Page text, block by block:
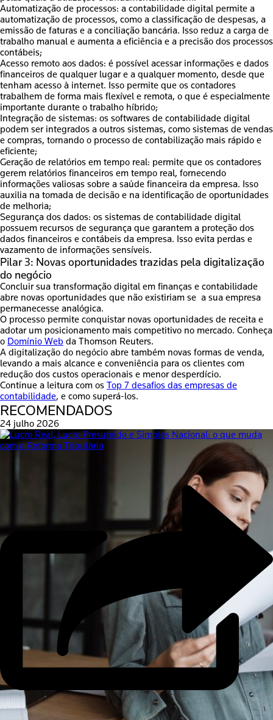
Automatização de processos: a contabilidade digital permite a
automatização de processos, como a classificação de despesas, a
emissão de faturas e a conciliação bancária. Isso reduz a carga de
trabalho manual e aumenta a eficiência e a precisão dos processos
contábeis;
Acesso remoto aos dados: é possível acessar informações e dados
financeiros de qualquer lugar e a qualquer momento, desde que
tenham acesso à internet. Isso permite que os contadores
trabalhem de forma mais flexível e remota, o que é especialmente
importante durante o trabalho híbrido;
Integração de sistemas: os softwares de contabilidade digital
podem ser integrados a outros sistemas, como sistemas de vendas
e compras, tornando o processo de contabilização mais rápido e
eficiente;
Geração de relatórios em tempo real: permite que os contadores
gerem relatórios financeiros em tempo real, fornecendo
informações valiosas sobre a saúde financeira da empresa. Isso
auxilia na tomada de decisão e na identificação de oportunidades
de melhoria;
Segurança dos dados: os sistemas de contabilidade digital
possuem recursos de segurança que garantem a proteção dos
dados financeiros e contábeis da empresa. Isso evita perdas e
vazamento de informações sensíveis.
Pilar 3: Novas oportunidades trazidas pela digitalização
do negócio
Concluir sua transformação digital em finanças e contabilidade
abre novas oportunidades que não existiriam se a sua empresa
permanecesse analógica.
O processo permite conquistar novas oportunidades de receita e
adotar um posicionamento mais competitivo no mercado. Conheça
o Domínio Web da Thomson Reuters.
A digitalização do negócio abre também novas formas de venda,
levando a mais alcance e conveniência para os clientes com
redução dos custos operacionais e menor desperdício.
Continue a leitura com os Top 7 desafios das empresas de
contabilidade, e como superá-los.
RECOMENDADOS
24 julho 2026